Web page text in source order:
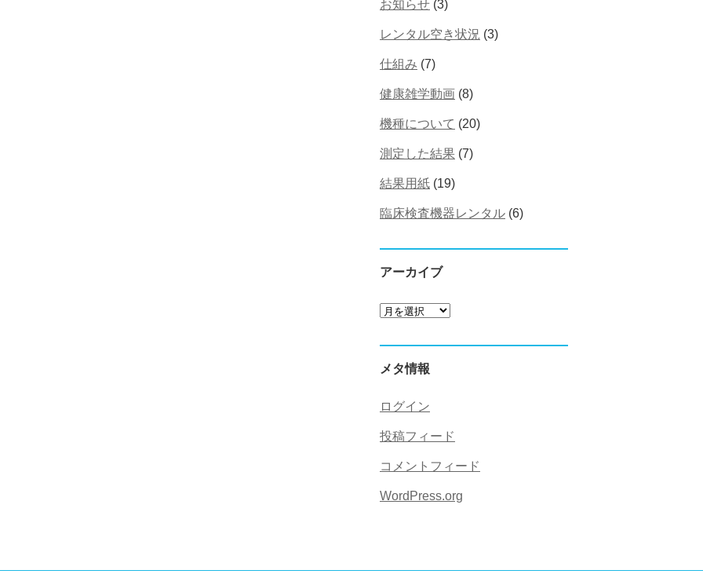
お知らせ (3)
レンタル空き状況 (3)
仕組み (7)
健康雑学動画 (8)
機種について (20)
測定した結果 (7)
結果用紙 (19)
臨床検査機器レンタル (6)
アーカイブ
ア
イ
メタ情報
ログイン
投稿フィード
コメントフィード
WordPress.org